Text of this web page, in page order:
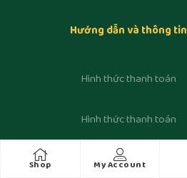
Shop My Account
Hướng dẫn và thông tin
Hình thức thanh toán
Hình thức thanh toán
Hướng dẫn đặt hàng